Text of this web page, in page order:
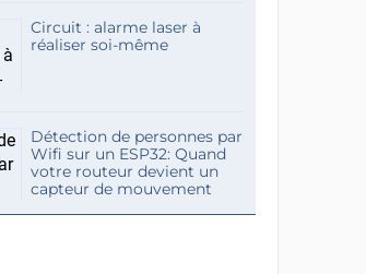
Circuit : alarme laser à
réaliser soi-même
Détection de personnes par
Wifi sur un ESP32: Quand
votre routeur devient un
capteur de mouvement